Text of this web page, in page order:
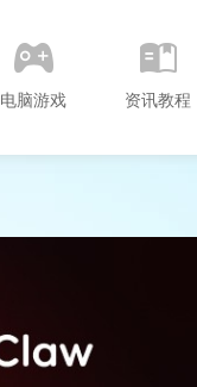
电脑游戏 资讯教程